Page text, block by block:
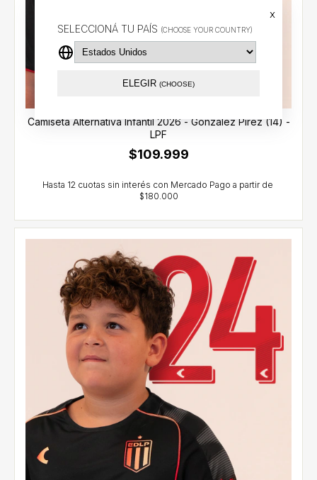
SELECCIONÁ TU PAÍS (CHOOSE YOUR COUNTRY)
x
ELEGIR (CHOOSE)
Camiseta Alternativa Infantil 2026 - González Pirez (14) -
LPF
$109.999